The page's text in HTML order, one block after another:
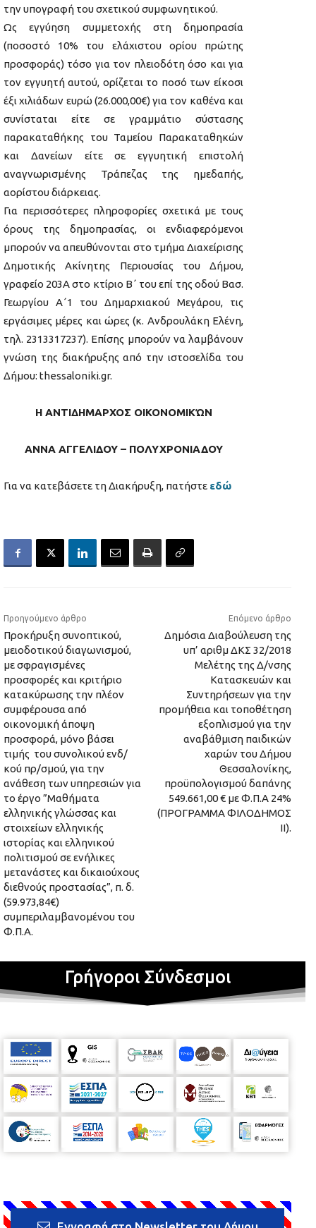
την υπογραφή του σχετικού συμφωνητικού.
Ως εγγύηση συμμετοχής στη δημοπρασία
(ποσοστό 10% του ελάχιστου ορίου πρώτης
προσφοράς) τόσο για τον πλειοδότη όσο και για
τον εγγυητή αυτού, ορίζεται το ποσό των είκοσι
έξι χιλιάδων ευρώ (26.000,00€) για τον καθένα και
συνίσταται είτε σε γραμμάτιο σύστασης
παρακαταθήκης του Ταμείου Παρακαταθηκών
και Δανείων είτε σε εγγυητική επιστολή
αναγνωρισμένης Τράπεζας της ημεδαπής,
αορίστου διάρκειας.
Για περισσότερες πληροφορίες σχετικά με τους
όρους της δημοπρασίας, οι ενδιαφερόμενοι
μπορούν να απευθύνονται στο τμήμα Διαχείρισης
Δημοτικής Ακίνητης Περιουσίας του Δήμου,
γραφείο 203Α στο κτίριο Β΄ του επί της οδού Βασ.
Γεωργίου Α΄1 του Δημαρχιακού Μεγάρου, τις
εργάσιμες μέρες και ώρες (κ. Ανδρουλάκη Ελένη,
τηλ. 2313317237). Επίσης μπορούν να λαμβάνουν
γνώση της διακήρυξης από την ιστοσελίδα του
Δήμου: thessaloniki.gr.
Η ΑΝΤΙΔΗΜΑΡΧΟΣ ΟΙΚΟΝΟΜΙΚΏΝ
ΑΝΝΑ ΑΓΓΕΛΙΔΟΥ – ΠΟΛΥΧΡΟΝΙΑΔΟΥ
Για να κατεβάσετε τη Διακήρυξη, πατήστε εδώ
Προηγούμενο άρθρο
Προκήρυξη συνοπτικού,
μειοδοτικού διαγωνισμού,
με σφραγισμένες
προσφορές και κριτήριο
κατακύρωσης την πλέον
συμφέρουσα από
οικονομική άποψη
προσφορά, μόνο βάσει
τιμής του συνολικού ενδ/
κού πρ/σμού, για την
ανάθεση των υπηρεσιών για
το έργο ”Μαθήματα
ελληνικής γλώσσας και
στοιχείων ελληνικής
ιστορίας και ελληνικού
πολιτισμού σε ενήλικες
μετανάστες και δικαιούχους
διεθνούς προστασίας”, π. δ.
(59.973,84€)
συμπεριλαμβανομένου του
Φ.Π.Α.
Επόμενο άρθρο
Δημόσια Διαβούλευση της
υπ’ αριθμ ΔΚΣ 32/2018
Μελέτης της Δ/νσης
Κατασκευών και
Συντηρήσεων για την
προμήθεια και τοποθέτηση
εξοπλισμού για την
αναβάθμιση παιδικών
χαρών του Δήμου
Θεσσαλονίκης,
προϋπολογισμού δαπάνης
549.661,00 € με Φ.Π.Α 24%
(ΠΡΟΓΡΑΜΜΑ ΦΙΛΟΔΗΜΟΣ
ΙΙ).
Γρήγοροι Σύνδεσμοι